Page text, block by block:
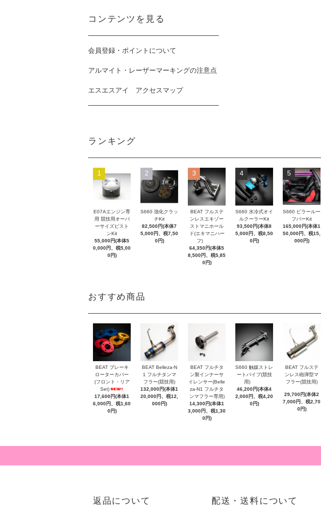
コンテンツを見る
会員登録・ポイントについて
アルマイト・レーザーマーキングの注意点
エスエスアイ アクセスマップ
ランキング
1
E07Aエンジン専
用 競技用オーバ
ーサイズピスト
ンKit
55,000円(本体5
0,000円、税5,00
0円)
2
S660 強化クラッ
チKit
82,500円(本体7
5,000円、税7,50
0円)
3
BEAT フルステ
ンレスエキゾー
ストマニホール
ド(エキマニハー
フ)
64,350円(本体5
8,500円、税5,85
0円)
4
S660 水冷式オイ
ルクーラーKit
93,500円(本体8
5,000円、税8,50
0円)
5
S660 ピラールー
フバーKit
165,000円(本体1
50,000円、税15,
000円)
おすすめ商品
BEAT ブレーキ
ローターカバー
(フロント・リア
Set)
17,600円(本体1
6,000円、税1,60
0円)
BEAT Belleza-N
1 フルチタンマ
フラー(競技用)
132,000円(本体1
20,000円、税12,
000円)
BEAT フルチタ
ン製インナーサ
イレンサー(Belle
za-N1 フルチタ
ンマフラー専用)
14,300円(本体1
3,000円、税1,30
0円)
S660 触媒ストレ
ートパイプ(競技
用)
46,200円(本体4
2,000円、税4,20
0円)
BEAT フルステ
ンレス砲弾型マ
フラー(競技用)
29,700円(本体2
7,000円、税2,70
0円)
返品について 配送・送料について